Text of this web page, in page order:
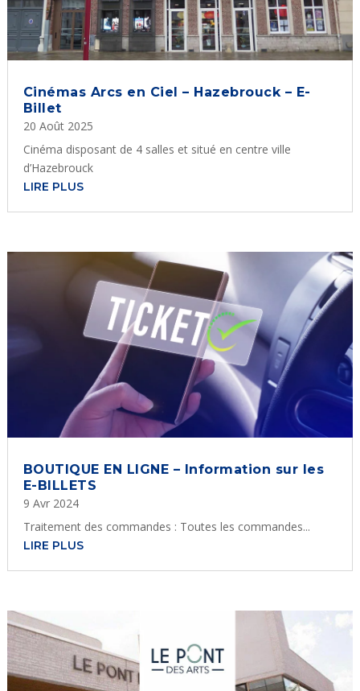
Cinémas Arcs en Ciel – Hazebrouck – E-
Billet
20 Août 2025
Cinéma disposant de 4 salles et situé en centre ville
d’Hazebrouck
LIRE PLUS
BOUTIQUE EN LIGNE – Information sur les
E-BILLETS
9 Avr 2024
Traitement des commandes : Toutes les commandes...
LIRE PLUS